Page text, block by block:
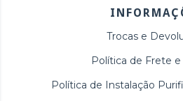
Trocas e
Política de Frete
Política de Instalação